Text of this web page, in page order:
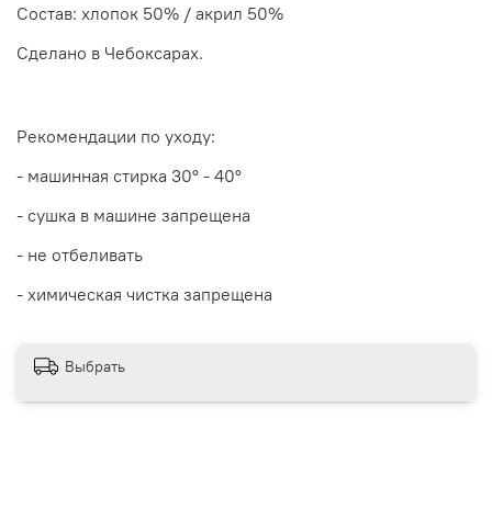
Состав: хлопок 50% / акрил 50%
Сделано в Чебоксарах.
Рекомендации по уходу:
- машинная стирка 30° - 40°
- сушка в машине запрещена
- не отбеливать
- химическая чистка запрещена
Выбрать